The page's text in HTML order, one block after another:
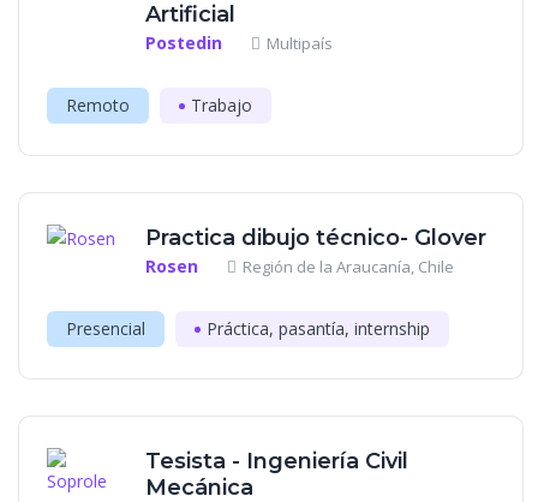
Artificial
Postedin Multipaís
Remoto Trabajo
Practica dibujo técnico- Glover
Rosen Región de la Araucanía, Chile
Presencial Práctica, pasantía, internship
Tesista - Ingeniería Civil
Mecánica